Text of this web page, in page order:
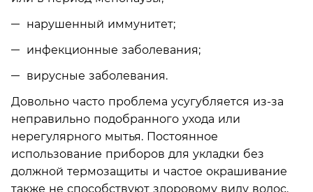
нарушенный иммунитет;
инфекционные заболевания;
вирусные заболевания.
Довольно часто проблема усугубляется из-за
неправильно подобранного ухода или
нерегулярного мытья. Постоянное
использование приборов для укладки без
должной термозащиты и частое окрашивание
также не способствуют здоровому виду волос.